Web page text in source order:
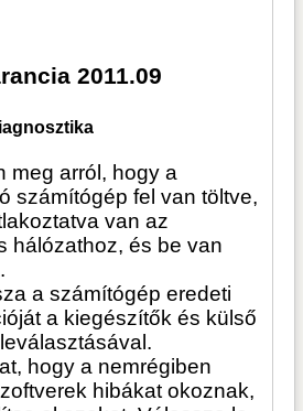
2011.09
meg arról, hogy a
számítógép fel van töltve,
van az
hálózathoz, és be van
a számítógép eredeti
a kiegészítők és külső
hogy a nemrégiben
hibákat okoznak,